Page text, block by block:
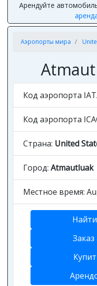
Арендуйте
Аэропорты мира
Код аэропорта
Код аэропорта
Страна: United
Город: Atmautluak
Местное время: